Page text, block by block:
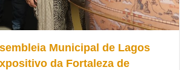
Municipal de Lagos
da Fortaleza de